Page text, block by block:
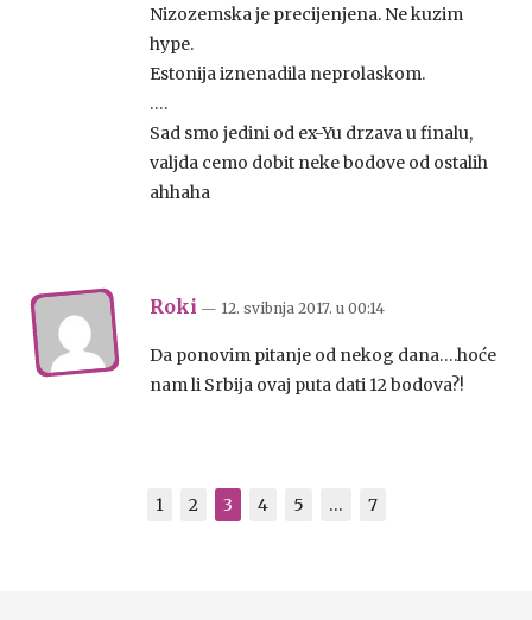
Nizozemska je precijenjena. Ne kuzim
hype.
Estonija iznenadila neprolaskom.
….
Sad smo jedini od ex-Yu drzava u finalu,
valjda cemo dobit neke bodove od ostalih
ahhaha
Roki — 12. svibnja 2017. u 00:14
Da ponovim pitanje od nekog dana….hoće
nam li Srbija ovaj puta dati 12 bodova?!
1 2 3 4 5 … 7